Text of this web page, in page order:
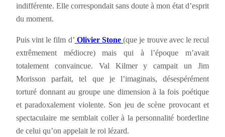
indifférente. Elle correspondait sans doute à mon état d’esprit
du moment.
Puis vint le film d’ Olivier Stone (que je trouve avec le recul
extrêmement médiocre) mais qui à l’époque m’avait
totalement convaincue. Val Kilmer y campait un Jim
Morisson parfait, tel que je l’imaginais, désespérément
torturé donnant au groupe une dimension à la fois poétique
et paradoxalement violente. Son jeu de scène provocant et
spectaculaire me semblait coller à la personnalité borderline
de celui qu’on appelait le roi lézard.